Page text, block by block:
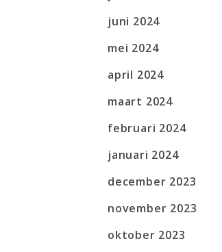
juni 2024
mei 2024
april 2024
maart 2024
februari 2024
januari 2024
december 2023
november 2023
oktober 2023